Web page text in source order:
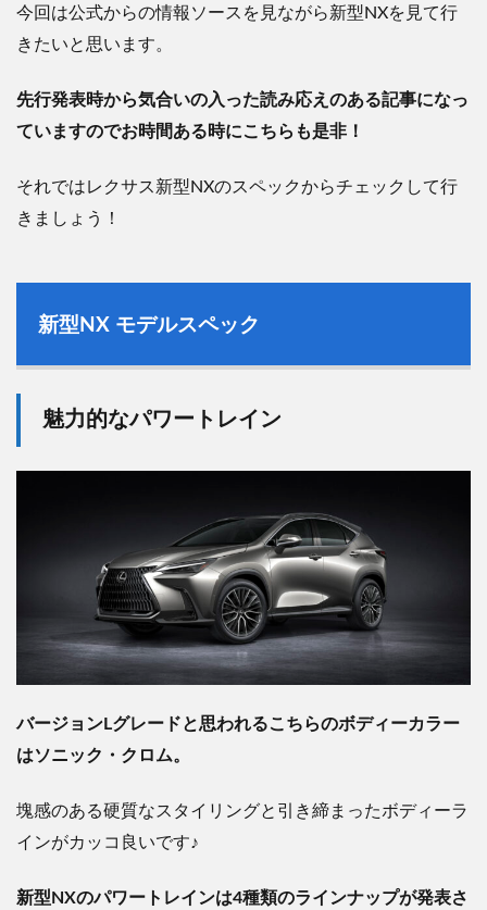
今回は公式からの情報ソースを見ながら新型NXを見て行
きたいと思います。
先行発表時から気合いの入った読み応えのある記事になっ
ていますのでお時間ある時にこちらも是非！
それではレクサス新型NXのスペックからチェックして行
きましょう！
新型 NX モデルスペック
魅力的なパワートレイン
バージョンLグレードと思われるこちらのボディーカラー
はソニック・クロム。
塊感のある硬質なスタイリングと引き締まったボディーラ
インがカッコ良いです♪
新型NXのパワートレインは4種類のラインナップが発表さ